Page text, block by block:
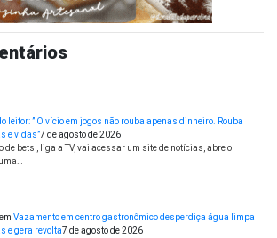
leitor: ” O vício em jogos não rouba apenas dinheiro. Rouba
e vidas”7 de agosto de 2026
de bets , liga a TV, vai acessar um site de notícias, abre o
em Vazamento em centro gastronômico desperdiça água limpa
e gera revolta7 de agosto de 2026